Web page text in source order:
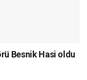
Besnik Hasi oldu